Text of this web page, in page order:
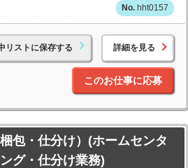
hht0157
リストに保存する 詳細を見る
このお仕事に応募
包・仕分け）(ホームセンタ
グ・仕分け業務)